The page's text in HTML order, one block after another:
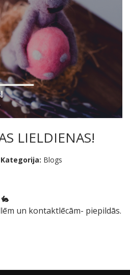
LIELDIENAS!
Kategorija: Blogs
🐇
un kontaktlēcām- piepildās.